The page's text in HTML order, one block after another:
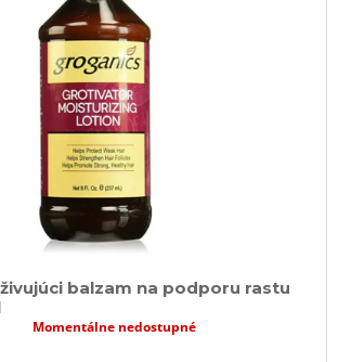
balzam na podporu rastu
Momentálne nedostupné